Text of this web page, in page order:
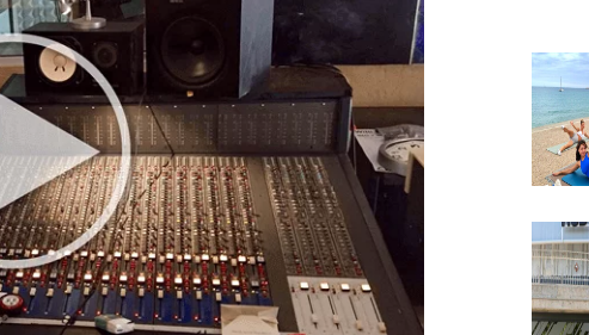
Infomaterial
+49 3727 95